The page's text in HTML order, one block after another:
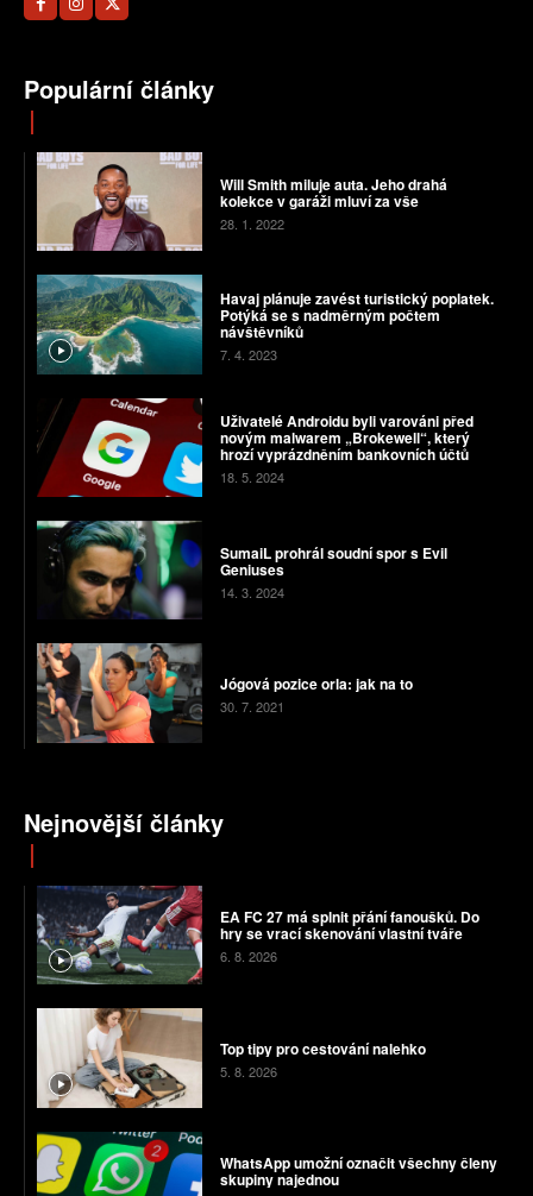
Populární články
Will Smith miluje auta. Jeho drahá
kolekce v garáži mluví za vše
28. 1. 2022
Havaj plánuje zavést turistický poplatek.
Potýká se s nadměrným počtem
návštěvníků
7. 4. 2023
Uživatelé Androidu byli varováni před
novým malwarem „Brokewell“, který
hrozí vyprázdněním bankovních účtů
18. 5. 2024
SumaiL prohrál soudní spor s Evil
Geniuses
14. 3. 2024
Jógová pozice orla: jak na to
30. 7. 2021
Nejnovější články
EA FC 27 má splnit přání fanoušků. Do
hry se vrací skenování vlastní tváře
6. 8. 2026
Top tipy pro cestování nalehko
5. 8. 2026
WhatsApp umožní označit všechny členy
skupiny najednou